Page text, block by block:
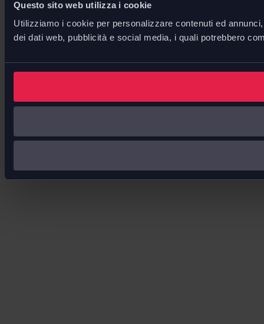
Questo sito web utilizza i cookie
Utilizziamo i cookie per personalizzare contenuti ed
dei dati web, pubblicità e social media, i quali potrebbero